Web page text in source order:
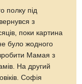
полку під
з
поки картина
було жодного
Мамая з
На другий
Софія